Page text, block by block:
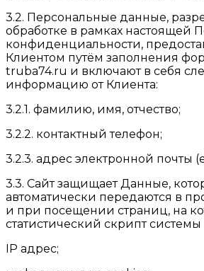
3.2. Персональные данные,
обработке в рамках настоящей
конфиденциальности,
Клиентом путём заполнения
truba74.ru и включают в себя
информацию от Клиента:
3.2.1. фамилию, имя, отчество;
3.2.2. контактный телефон;
3.2.3. адрес электронной почты
3.3. Сайт защищает Данные,
автоматически передаются в
и при посещении страниц, на
статистический скрипт системы
IP адрес;